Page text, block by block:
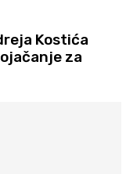
Kostića
za